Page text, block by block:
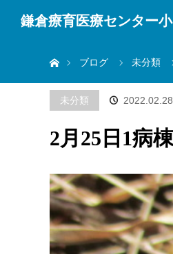
鎌倉療育医療センター
ブログ
未分類
未分類 2022.02.28
2月25日1病